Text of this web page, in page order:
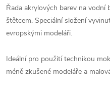
Řada akrylových barev na
štětcem. Speciální složení
evropskými modeláři.
Ideální pro použití technikou
méně zkušené modeláře a